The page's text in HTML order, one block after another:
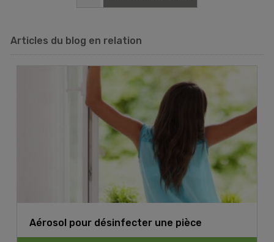
Articles du blog en relation
Aérosol pour désinfecter une pièce